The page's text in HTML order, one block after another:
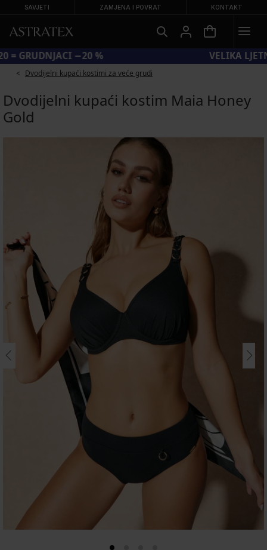
SAVJETI ZAMJENA I POVRAT KONTAKT
KOD BRA20 = GRUDNJACI −20 %
Dvodijelni kupaći kostimi za veće grudi
Dvodijelni kupaći kostim Maia Honey
Gold